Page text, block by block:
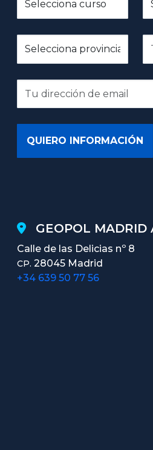
GEOPOL MADRID
Calle de las Delicias nº 8
CP. 28045 Madrid
+34 639 50 77 56